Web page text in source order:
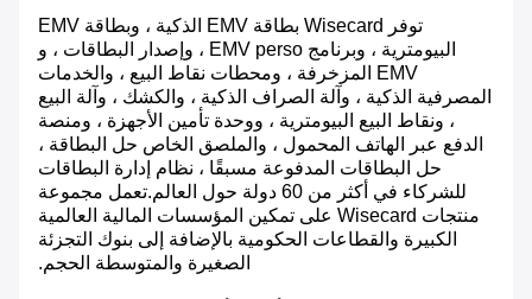
توفر Wisecard بطاقة EMV الذكية ، وبطاقة EMV
البيومترية ، وبرنامج EMV perso ، وإصدار البطاقات ، و
EMV المزخرفة ، ومحطات نقاط البيع ، والخدمات
المصرفية الذكية ، وآلة الصراف الذكية ، والكشك ، وآلة البيع
، ونقاط البيع البيومترية ، ووحدة تأمين الأجهزة ، ومنصة
الدفع عبر الهاتف المحمول ، والملصق الخاص حل البطاقة ،
حل البطاقات المدفوعة مسبقًا ، نظام إدارة البطاقات
للشركاء في أكثر من 60 دولة حول العالم.تعمل مجموعة
منتجات Wisecard على تمكين المؤسسات المالية العالمية
الكبيرة والقطاعات الحكومية بالإضافة إلى بنوك التجزئة
الصغيرة والمتوسطة الحجم.